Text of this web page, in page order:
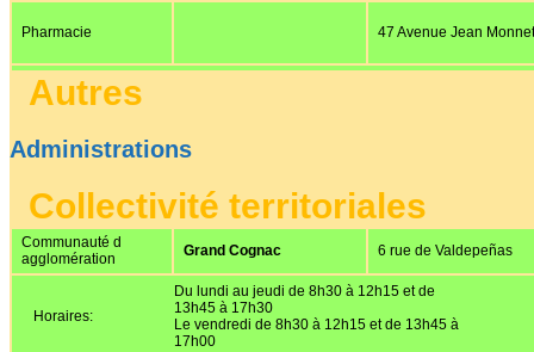
Pharmacie 47 Avenue Jean Monnet
Autres
Administrations
Collectivité territoriales
Communauté d
agglomération
Grand Cognac 6 rue de Valdepeñas
Horaires:
Du lundi au jeudi de 8h30 à 12h15 et de
13h45 à 17h30
Le vendredi de 8h30 à 12h15 et de 13h45 à
17h00